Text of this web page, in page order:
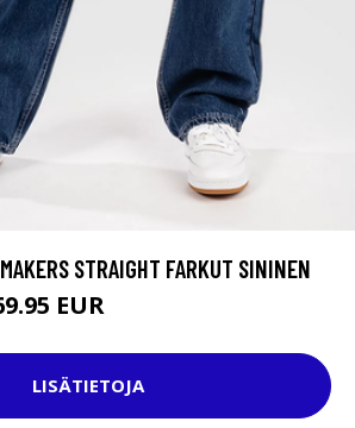
STRAIGHT FARKUT SININEN
EUR
LISÄTIETOJA